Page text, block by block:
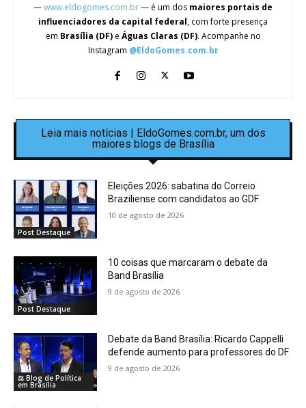
—www.eldogomes.com.br— é um dos maiores portais de
influenciadores da capital federal, com forte presença
em Brasília (DF)e Águas Claras (DF). Acompanhe no
Instagram @EldoGomes.com.br
Leia mais notícias | EldoGomes.com.br, um dos
maiores blogs de Brasília
Post Destaque
Eleições 2026: sabatina do Correio
Braziliense com candidatos ao GDF
10 de agosto de 2026
Post Destaque
10 coisas que marcaram o debate da
Band Brasília
9 de agosto de 2026
⚖️ Blog de Política
em Brasília
Debate da Band Brasília: Ricardo Cappelli
defende aumento para professores do DF
9 de agosto de 2026